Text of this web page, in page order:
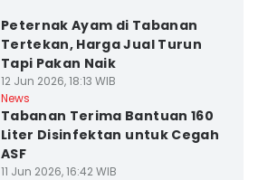
Peternak Ayam di Tabanan
Tertekan, Harga Jual Turun
Tapi Pakan Naik
12 Jun 2026, 18:13 WIB
News
Tabanan Terima Bantuan 160
Liter Disinfektan untuk Cegah
ASF
11 Jun 2026, 16:42 WIB